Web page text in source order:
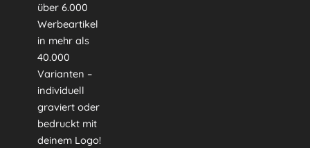
über 6.000
Werbeartikel
in mehr als
40.000
Varianten –
individuell
graviert oder
bedruckt mit
deinem Logo!